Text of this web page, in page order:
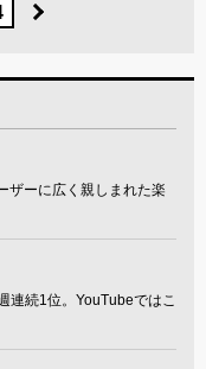
ザーに広く親しまれた楽
連続1位。YouTubeではこ